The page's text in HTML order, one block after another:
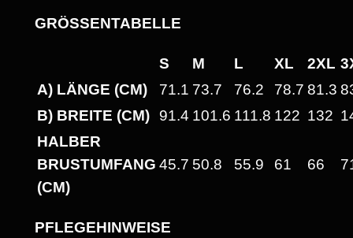
L
"
H
E
A
GRÖSSENTABELLE
S M L XL 2XL
A) LÄNGE (CM)
71.1 73.7 76.2 78.7 81.3
B) BREITE (CM)
91.4 101.6 111.8 122 132
HALBER
BRUSTUMFANG
(CM)
45.7 50.8 55.9 61 66
PFLEGEHINWEISE